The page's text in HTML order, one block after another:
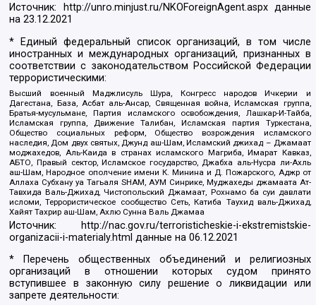
Источник: http://unro.minjust.ru/NKOForeignAgent.aspxданные
на23.12.2021
* Единый федеральный список организаций, в том числе
иностранных и международных организаций, признанных в
соответствии с законодательством Российской Федерации
террористическими:
Высший военный Маджлисуль Шура, Конгресс народов Ичкерии и
Дагестана, База, Асбат аль-Ансар, Священная война, Исламская группа,
Братья-мусульмане, Партия исламского освобождения, Лашкар-И-Тайба,
Исламская группа, Движение Талибан, Исламская партия Туркестана,
Общество социальных реформ, Общество возрождения исламского
наследия, Дом двух святых, Джунд аш-Шам, Исламский джихад – Джамаат
моджахедов, Аль-Каида в странах исламского Магриба, Имарат Кавказ,
АБТО, Правый сектор, Исламское государство, Джабха аль-Нусра ли-Ахль
аш-Шам, Народное ополчение имени К. Минина и Д. Пожарского, Аджр от
Аллаха Субхану уа Тагьаля SHAM, АУМ Синрике, Муджахеды джамаата Ат-
Тавхида Валь-Джихад, Чистопольский Джамаат, Рохнамо ба суи давлати
исломи, Террористическое сообщество Сеть, Катиба Таухид валь-Джихад,
Хайят Тахрир аш-Шам, Ахлю Сунна Валь Джамаа
Источник:
http://nac.gov.ru/terroristicheskie-i-ekstremistskie-
organizacii-i-materialy.html данные на06.12.2021
* Перечень общественных объединений и религиозных
организаций в отношении которых судом принято
вступившее в законную силу решение о ликвидации или
запрете деятельности: